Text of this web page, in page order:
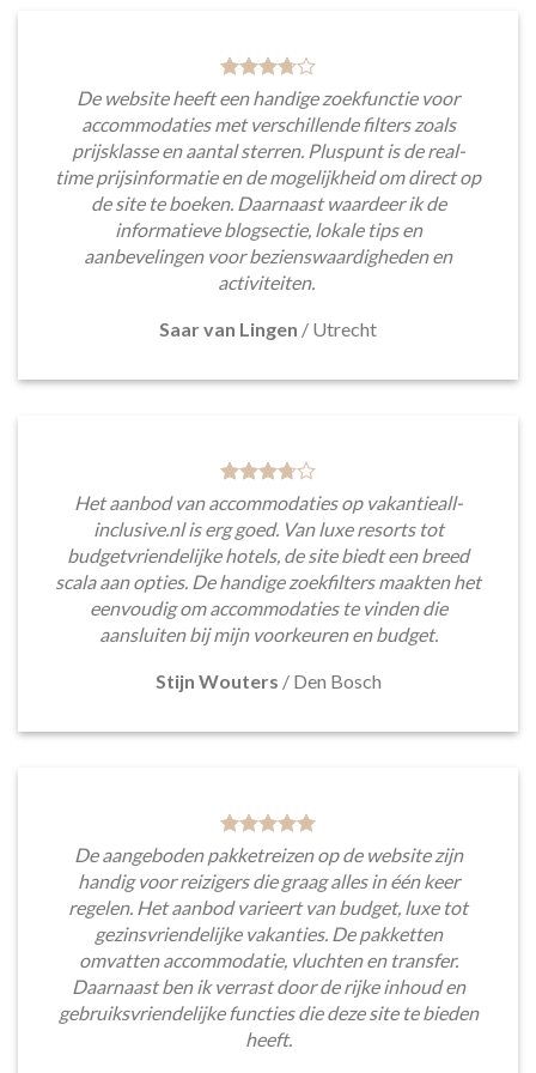
De website heeft een handige zoekfunctie voor
accommodaties met verschillende filters zoals
prijsklasse en aantal sterren. Pluspunt is de real-
time prijsinformatie en de mogelijkheid om direct op
de site te boeken. Daarnaast waardeer ik de
informatieve blogsectie, lokale tips en
aanbevelingen voor bezienswaardigheden en
activiteiten.
Saar van Lingen / Utrecht
Het aanbod van accommodaties op vakantieall-
inclusive.nl is erg goed. Van luxe resorts tot
budgetvriendelijke hotels, de site biedt een breed
scala aan opties. De handige zoekfilters maakten het
eenvoudig om accommodaties te vinden die
aansluiten bij mijn voorkeuren en budget.
Stijn Wouters / Den Bosch
De aangeboden pakketreizen op de website zijn
handig voor reizigers die graag alles in één keer
regelen. Het aanbod varieert van budget, luxe tot
gezinsvriendelijke vakanties. De pakketten
omvatten accommodatie, vluchten en transfer.
Daarnaast ben ik verrast door de rijke inhoud en
gebruiksvriendelijke functies die deze site te bieden
heeft.